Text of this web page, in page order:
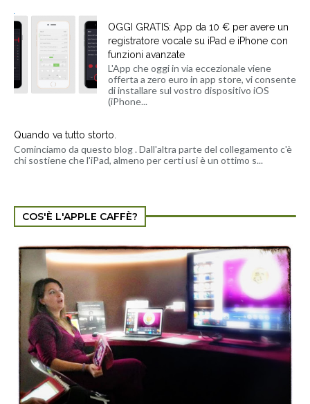
OGGI GRATIS: App da 10 € per avere un
registratore vocale su iPad e iPhone con
funzioni avanzate
L'App che oggi in via eccezionale viene
offerta a zero euro in app store, vi consente
di installare sul vostro dispositivo iOS
(iPhone...
Quando va tutto storto.
Cominciamo da questo blog . Dall'altra parte del collegamento c'è
chi sostiene che l'iPad, almeno per certi usi è un ottimo s...
COS'È L'APPLE CAFFÈ?